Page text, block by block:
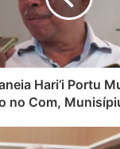
Hari’i Portu
no Com,